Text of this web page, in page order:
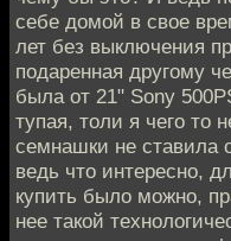
себе домой в свое
лет без выключения
подаренная другому
была от 21" Sony
тупая, толи я чего то
семнашки не ставила
ведь что интересно,
купить было можно,
нее такой